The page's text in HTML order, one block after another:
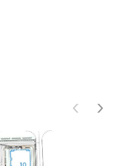
‹ ›